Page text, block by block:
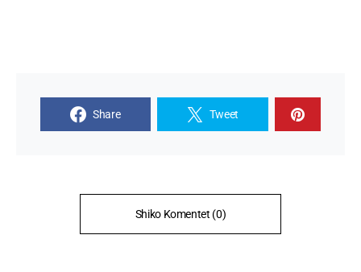
Share Tweet
Shiko Komentet (0)